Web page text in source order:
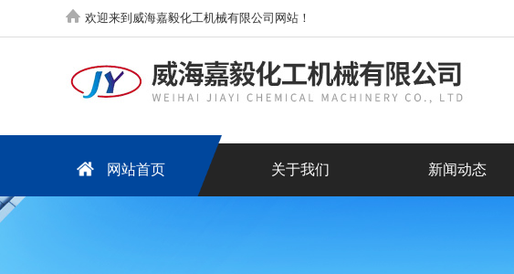
欢迎来到威海嘉毅化工机械有限公司网站！
网站首页 关于我们 新闻动态